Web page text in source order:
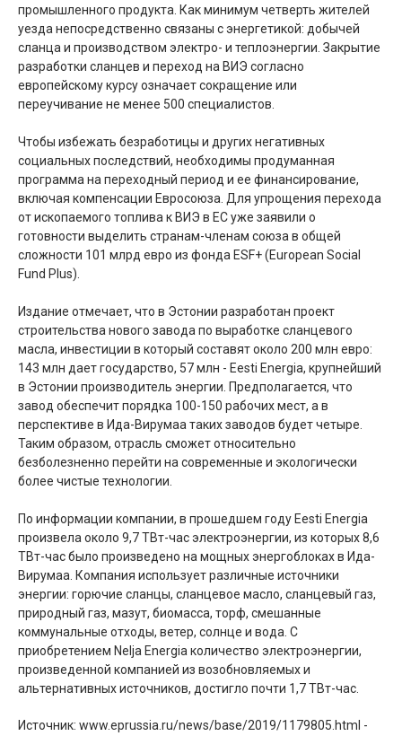
промышленного продукта. Как минимум четверть жителей
уезда непосредственно связаны с энергетикой: добычей
сланца и производством электро- и теплоэнергии. Закрытие
разработки сланцев и переход на ВИЭ согласно
европейскому курсу означает сокращение или
переучивание не менее 500 специалистов.
Чтобы избежать безработицы и других негативных
социальных последствий, необходимы продуманная
программа на переходный период и ее финансирование,
включая компенсации Евросоюза. Для упрощения перехода
от ископаемого топлива к ВИЭ в ЕС уже заявили о
готовности выделить странам-членам союза в общей
сложности 101 млрд евро из фонда ESF+ (European Social
Fund Plus).
Издание отмечает, что в Эстонии разработан проект
строительства нового завода по выработке сланцевого
масла, инвестиции в который составят около 200 млн евро:
143 млн дает государство, 57 млн - Еesti Energia, крупнейший
в Эстонии производитель энергии. Предполагается, что
завод обеспечит порядка 100-150 рабочих мест, а в
перспективе в Ида-Вирумаа таких заводов будет четыре.
Таким образом, отрасль сможет относительно
безболезненно перейти на современные и экологически
более чистые технологии.
По информации компании, в прошедшем году Eesti Energia
произвела около 9,7 ТВт-час электроэнергии, из которых 8,6
ТВт-час было произведено на мощных энергоблоках в Ида-
Вирумаа. Компания использует различные источники
энергии: горючие сланцы, сланцевое масло, сланцевый газ,
природный газ, мазут, биомасса, торф, смешанные
коммунальные отходы, ветер, солнце и вода. С
приобретением Nelja Energia количество электроэнергии,
произведенной компанией из возобновляемых и
альтернативных источников, достигло почти 1,7 ТВт-час.
Источник: www.eprussia.ru/news/base/2019/1179805.html -